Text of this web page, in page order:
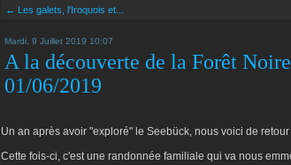
← Les galets, l'Iroquois et...
Mardi, 9 Juillet 2019 10:07
A la découverte de la Forêt
01/06/2019
Un an après avoir "exploré" le Seebück, nous voici de
Cette fois-ci, c'est une randonnée familiale qui va nous